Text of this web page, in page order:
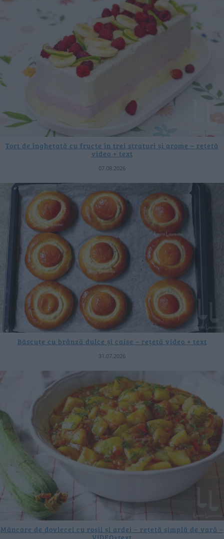
Tort de înghețată cu fructe în trei straturi și arome – rețetă
video + text
07.08.2026
Băscuțe cu brânză dulce și caise – rețetă video + text
31.07.2026
Mâncare de dovlecei cu roșii și ardei – rețetă simplă de vară –